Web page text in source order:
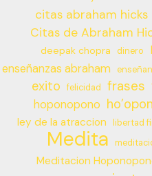
citas abraham hicks
Citas de Abraham
deepak chopra dinero
enseñanzas abraham
exito felicidad frases
hoponopono
ley de la atraccion libertad
Medita
Meditacion